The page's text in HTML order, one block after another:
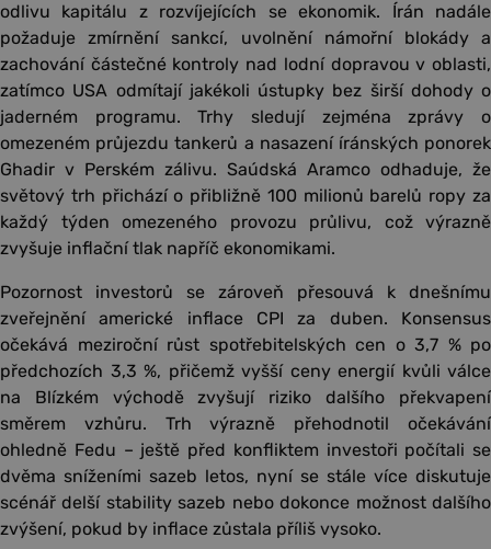
odlivu kapitálu z rozvíjejících se ekonomik. Írán nadále
požaduje zmírnění sankcí, uvolnění námořní blokády a
zachování částečné kontroly nad lodní dopravou v oblasti,
zatímco USA odmítají jakékoli ústupky bez širší dohody o
jaderném programu. Trhy sledují zejména zprávy o
omezeném průjezdu tankerů a nasazení íránských ponorek
Ghadir v Perském zálivu. Saúdská Aramco odhaduje, že
světový trh přichází o přibližně 100 milionů barelů ropy za
každý týden omezeného provozu průlivu, což výrazně
zvyšuje inflační tlak napříč ekonomikami.
Pozornost investorů se zároveň přesouvá k dnešnímu
zveřejnění americké inflace CPI za duben. Konsensus
očekává meziroční růst spotřebitelských cen o 3,7 % po
předchozích 3,3 %, přičemž vyšší ceny energií kvůli válce
na Blízkém východě zvyšují riziko dalšího překvapení
směrem vzhůru. Trh výrazně přehodnotil očekávání
ohledně Fedu – ještě před konfliktem investoři počítali se
dvěma sníženími sazeb letos, nyní se stále více diskutuje
scénář delší stability sazeb nebo dokonce možnost dalšího
zvýšení, pokud by inflace zůstala příliš vysoko.